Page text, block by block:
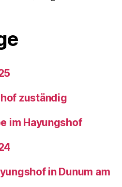
zuständig
im Hayungshof
in Dunum am